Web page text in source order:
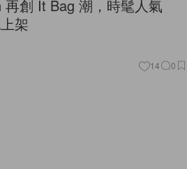
創 It Bag 潮，時髦人氣
架
14 0